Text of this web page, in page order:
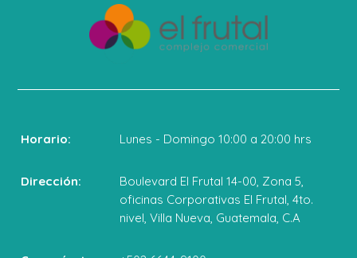
Horario: Lunes - Domingo 10:00 a 20:00 hrs
Dirección:
Boulevard El Frutal 14-00, Zona 5,
oficinas Corporativas El Frutal, 4to.
nivel, Villa Nueva, Guatemala, C.A